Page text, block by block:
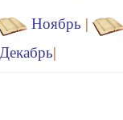
Ноябрь |
Декабрь|